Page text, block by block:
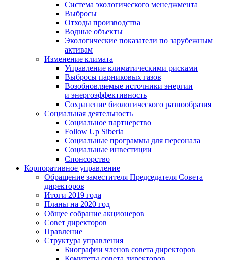
Система экологического менеджмента
Выбросы
Отходы производства
Водные объекты
Экологические показатели по зарубежным
активам
Изменение климата
Управление климатическими рисками
Выбросы парниковых газов
Возобновляемые источники энергии
и энергоэффективность
Сохранение биологического разнообразия
Социальная деятельность
Социальное партнерство
Follow Up Siberia
Социальные программы для персонала
Социальные инвестиции
Спонсорство
Корпоративное управление
Обращение заместителя Председателя Совета
директоров
Итоги 2019 года
Планы на 2020 год
Общее собрание акционеров
Совет директоров
Правление
Структура управления
Биографии членов совета директоров